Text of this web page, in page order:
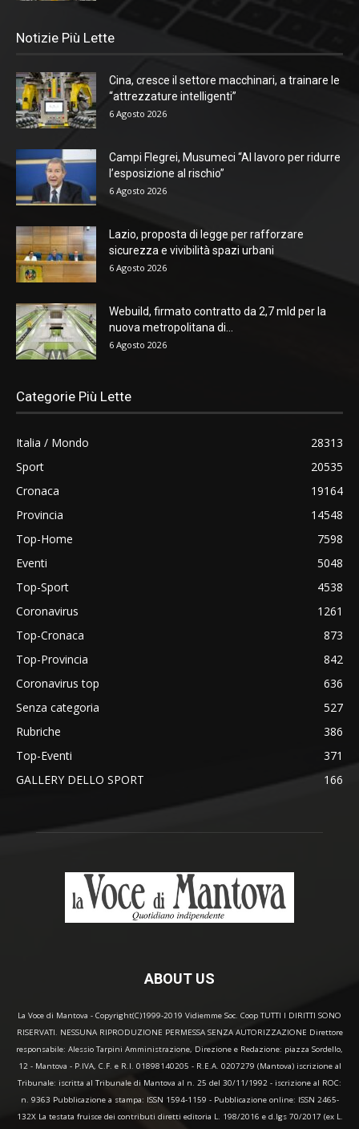
Notizie Più Lette
Cina, cresce il settore macchinari, a trainare le
“attrezzature intelligenti”
6 Agosto 2026
Campi Flegrei, Musumeci “Al lavoro per ridurre
l’esposizione al rischio”
6 Agosto 2026
Lazio, proposta di legge per rafforzare
sicurezza e vivibilità spazi urbani
6 Agosto 2026
Webuild, firmato contratto da 2,7 mld per la
nuova metropolitana di...
6 Agosto 2026
Categorie Più Lette
Italia / Mondo
28313
Sport
20535
Cronaca
19164
Provincia
14548
Top-Home
7598
Eventi
5048
Top-Sport
4538
Coronavirus
1261
Top-Cronaca
873
Top-Provincia
842
Coronavirus top
636
Senza categoria
527
Rubriche
386
Top-Eventi
371
GALLERY DELLO SPORT
166
ABOUT US
La Voce di Mantova - Copyright(C)1999-2019 Vidiemme Soc. Coop TUTTI I DIRITTI SONO
RISERVATI. NESSUNA RIPRODUZIONE PERMESSA SENZA AUTORIZZAZIONE Direttore
responsabile: Alessio Tarpini Amministrazione, Direzione e Redazione: piazza Sordello,
12 - Mantova - P.IVA, C.F. e R.I. 01898140205 - R.E.A. 0207279 (Mantova) iscrizione al
Tribunale: iscritta al Tribunale di Mantova al n. 25 del 30/11/1992 - iscrizione al ROC:
n. 9363 Pubblicazione a stampa: ISSN 1594-1159 - Pubblicazione online: ISSN 2465-
132X La testata fruisce dei contributi diretti editoria L. 198/2016 e d.lgs 70/2017 (ex L.